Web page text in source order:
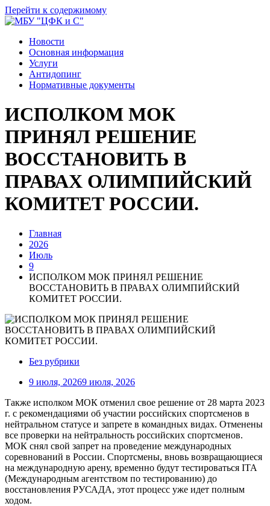
Перейти к содержимому
Новости
Основная информация
Услуги
Антидопинг
Нормативные документы
ИСПОЛКОМ МОК
ПРИНЯЛ РЕШЕНИЕ
ВОССТАНОВИТЬ В
ПРАВАХ ОЛИМПИЙСКИЙ
КОМИТЕТ РОССИИ.
Главная
2026
Июль
9
ИСПОЛКОМ МОК ПРИНЯЛ РЕШЕНИЕ
ВОССТАНОВИТЬ В ПРАВАХ ОЛИМПИЙСКИЙ
КОМИТЕТ РОССИИ.
Без рубрики
9 июля, 20269 июля, 2026
Также исполком МОК отменил свое решение от 28 марта 2023
г. с рекомендациями об участии российских спортсменов в
нейтральном статусе и запрете в командных видах. Отменены
все проверки на нейтральность российских спортсменов.
МОК снял свой запрет на проведение международных
соревнований в России. Спортсмены, вновь возвращающиеся
на международную арену, временно будут тестироваться ITA
(Международным агентством по тестированию) до
восстановления РУСАДА, этот процесс уже идет полным
ходом.